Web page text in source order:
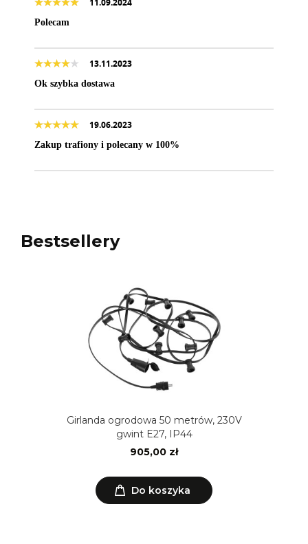
11.09.2024
Polecam
13.11.2023
Ok szybka dostawa
19.06.2023
Zakup trafiony i polecany w 100%
Bestsellery
Girlanda ogrodowa 50 metrów, 230V
gwint E27, IP44
905,00 zł
Do koszyka